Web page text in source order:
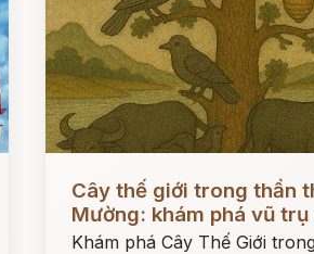
Cây thế giới trong thần
Mường: khám phá vũ trụ
Khám phá Cây Thế Giới